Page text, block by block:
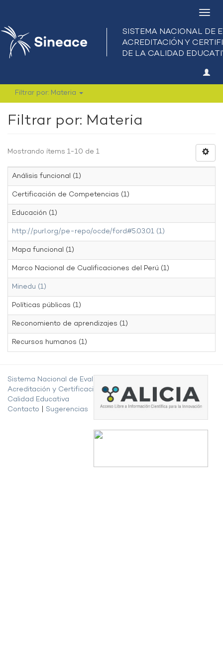
Filtrar por: Materia
Filtrar por: Materia
Mostrando ítems 1-10 de 1
Análisis funcional (1)
Certificación de Competencias (1)
Educación (1)
http://purl.org/pe-repo/ocde/ford#5.03.01 (1)
Mapa funcional (1)
Marco Nacional de Cualificaciones del Perú (1)
Minedu (1)
Políticas públicas (1)
Reconomiento de aprendizajes (1)
Recursos humanos (1)
Sistema Nacional de Evaluación,
Acreditación y Certificación de la
Calidad Educativa
Contacto
Sugerencias